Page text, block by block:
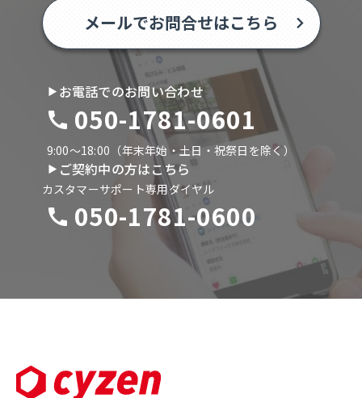
メールでお問合せはこちら
お電話でのお問い合わせ
050-1781-0601
9:00〜18:00（年末年始・土日・祝祭日を除く）
ご契約中の方はこちら
カスタマーサポート専用ダイヤル
050-1781-0600